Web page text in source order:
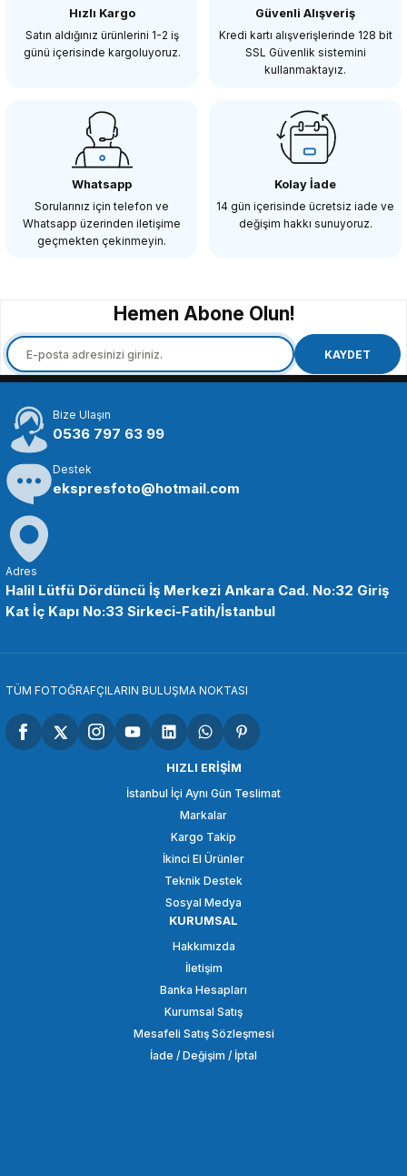
SmallRig 1845 Panasonic Lumix GH5 / GH4 / G85 / G7 / GX8 4.7 ''LCD
218,86 TL
SmallRig 1713 Altıgen Vidalı Paketi (12 adet)
526,94 TL
SEPETE EKLE
SMALLRİG
SmallRig 974 Kamera Sabitleme Vidası
SMALLRİG
SmallRig 877 Tekerlek Kilit Vidası 2 adet
SmallRig 1566 M5 Dişli Cırcırlı Vida (13mm)
Hızlı Kargo
Satın aldığınız ürünlerini 1-2 iş
günü içerisinde kargoluyoruz.
Güvenli Alışveriş
Kredi kartı alışverişlerinde 128 bit
SSL Güvenlik sistemini
kullanmaktayız.
Whatsapp
Sorularınız için telefon ve
Whatsapp üzerinden iletişime
geçmekten çekinmeyin.
Kolay İade
14 gün içerisinde ücretsiz iade ve
değişim hakkı sunuyoruz.
Hemen Abone Olun!
KAYDET
Bize Ulaşın
0536 797 63 99
Destek
ekspresfoto@hotmail.com
Adres
Halil Lütfü Dördüncü İş Merkezi Ankara Cad. No:32 Giriş
Kat İç Kapı No:33 Sirkeci-Fatih/İstanbul
TÜM FOTOĞRAFÇILARIN BULUŞMA NOKTASI
HIZLI ERİŞİM
İstanbul İçi Aynı Gün Teslimat
Markalar
Kargo Takip
İkinci El Ürünler
Teknik Destek
Sosyal Medya
KURUMSAL
Hakkımızda
İletişim
Banka Hesapları
Kurumsal Satış
Mesafeli Satış Sözleşmesi
İade / Değişim / İptal